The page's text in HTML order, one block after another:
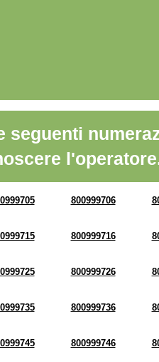
seguenti
800999706
800999716
800999726
800999736
800999746